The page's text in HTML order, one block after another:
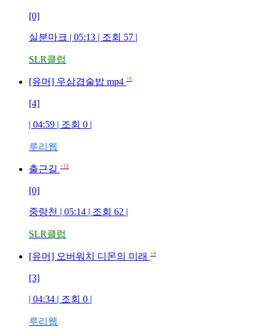
[0]
실분마크 | 05:13 | 조회 57 |
SLR클럽
[유머] 우삼겹술밥 mp4 +8
[4]
| 04:59 | 조회 0 |
루리웹
출근길 +18
[0]
중랑천 | 05:14 | 조회 62 |
SLR클럽
[유머] 오버워치 디몬의 미래 +4
[3]
| 04:34 | 조회 0 |
루리웹